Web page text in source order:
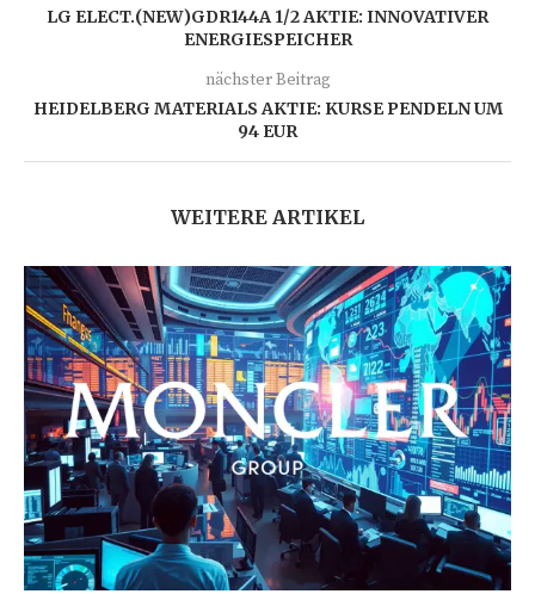
LG ELECT.(NEW)GDR144A 1/2 AKTIE: INNOVATIVER
ENERGIESPEICHER
nächster Beitrag
HEIDELBERG MATERIALS AKTIE: KURSE PENDELN UM
94 EUR
WEITERE ARTIKEL